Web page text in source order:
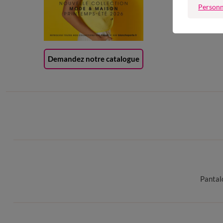
Demandez notre catalogue
Carte